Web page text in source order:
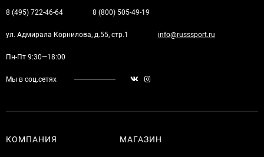
8 (495) 722-46-64 8 (800) 505-49-19
ул. Адмирала Корнилова, д.55, стр.1 info@russsport.ru
Пн-Пт 9:30—18:00
Мы в соц.сетях
КОМПАНИЯ МАГАЗИН